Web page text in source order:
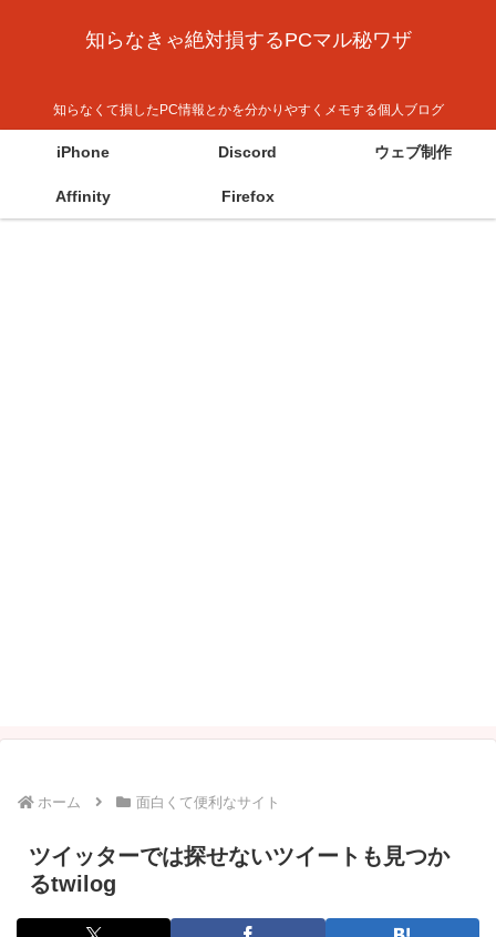
知らなきゃ絶対損するPCマル秘ワザ
知らなくて損したPC情報とかを分かりやすくメモする個人ブログ
iPhone Discord ウェブ制作
Affinity Firefox
ホーム 面白くて便利なサイト
ツイッターでは探せないツイートも見つか
るtwilog